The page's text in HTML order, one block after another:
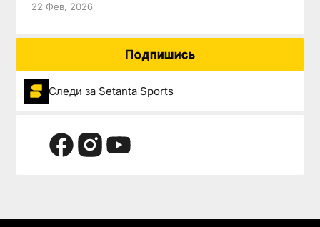
22 Фев, 2026
Подпишись
Следи за Setanta Sports